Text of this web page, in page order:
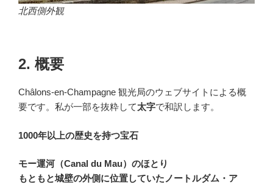
北西側外観
2. 概要
Châlons-en-Champagne 観光局のウェブサイトによる概
要です。私が一部を抜粋して太字で和訳します。
1000年以上の歴史を持つ宝石
モー運河（Canal du Mau）のほとり
もともと城壁の外側に位置していたノートルダム・ア